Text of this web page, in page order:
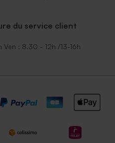
du service client
Ven : 8.30 - 12h /13-16h